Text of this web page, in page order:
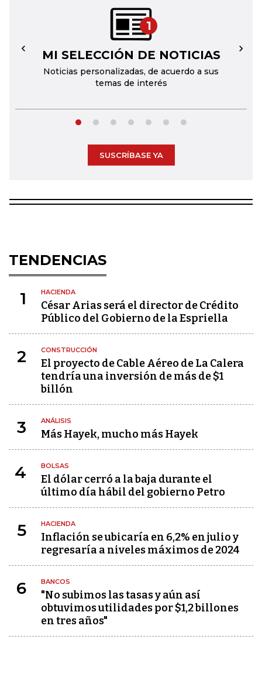
1
MI SELECCIÓN DE NOTICIAS
Noticias personalizadas, de acuerdo a sus
temas de interés
← →
SUSCRÍBASE YA
TENDENCIAS
1 HACIENDA
César Arias será el director de Crédito
Público del Gobierno de la Espriella
2 CONSTRUCCIÓN
El proyecto de Cable Aéreo de La Calera
tendría una inversión de más de $1
billón
3 ANÁLISIS
Más Hayek, mucho más Hayek
4 BOLSAS
El dólar cerró a la baja durante el
último día hábil del gobierno Petro
5 HACIENDA
Inflación se ubicaría en 6,2% en julio y
regresaría a niveles máximos de 2024
6 BANCOS
"No subimos las tasas y aún así
obtuvimos utilidades por $1,2 billones
en tres años"